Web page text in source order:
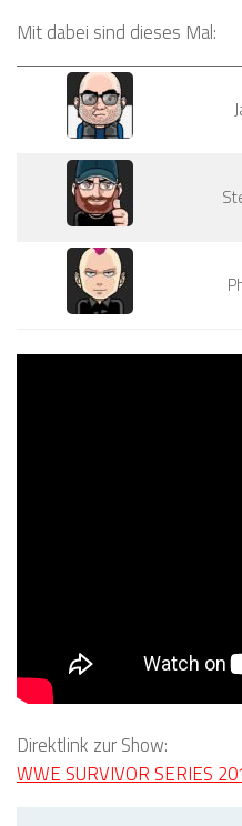
Mit dabei sind dieses Mal:
Direktlink zur Show:
WWE SURVIVOR SERIES